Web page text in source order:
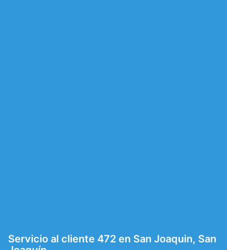
Servicio al cliente 472 en San Joaquin, San